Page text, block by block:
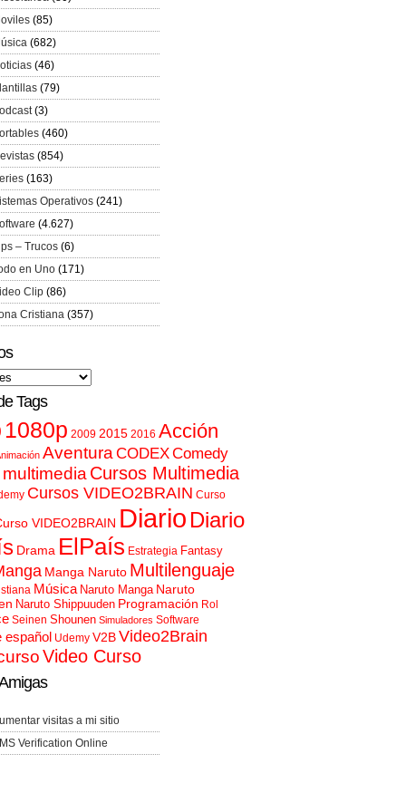
(85)
(682)
(46)
(79)
(3)
(460)
(854)
(163)
Operativos (241)
(4.627)
– Trucos (6)
en Uno (171)
Clip (86)
Cristiana (357)
Tags
1080p 2009 2015 2016 Acción
AventuraCODEXComedy
Cursos Multimedia
Cursos VIDEO2BRAIN Curso
VIDEO2BRAIN Diario Diario
Drama ElPaís Estrategia Fantasy
Manga Naruto Multilenguaje
Música Naruto Manga Naruto
Naruto Shippuuden Programación Rol
Seinen Shounen Simuladores Software
español Udemy V2BVideo2Brain
Video Curso
visitas a mi sitio
Verification Online